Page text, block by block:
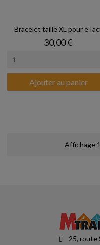
Bracelet taille XL pour
Prix
30,00 €
Ajouter au panier
Affichage
25, route